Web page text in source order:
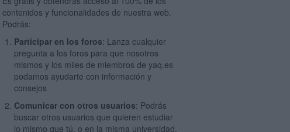
contenidos y funcionalidades de nuestra web.
Podrás:
Participar en los foros: Lanza cualquier
pregunta a los foros para que nosotros
mismos y los miles de miembros de yaq.es
podamos ayudarte con información y
consejos
Comunicar con otros usuarios: Podrás
buscar otros usuarios que quieren estudiar
lo mismo que tú, o en la misma universidad,